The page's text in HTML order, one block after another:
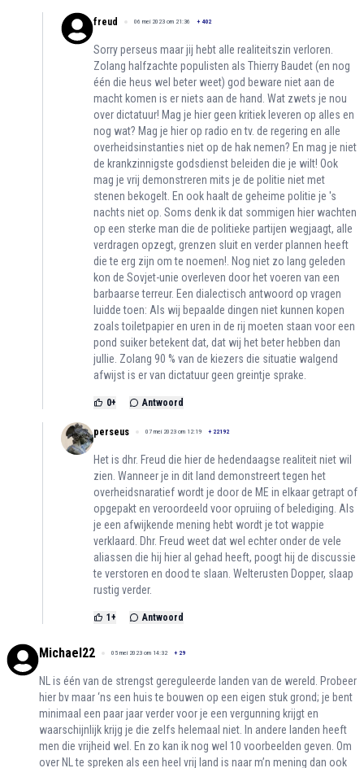
freud 06 mei 2023 om 21:36 + 402
Sorry perseus maar jij hebt alle realiteitszin verloren.
Zolang halfzachte populisten als Thierry Baudet (en nog
één die heus wel beter weet) god beware niet aan de
macht komen is er niets aan de hand. Wat zwets je nou
over dictatuur! Mag je hier geen kritiek leveren op alles en
nog wat? Mag je hier op radio en tv. de regering en alle
overheidsinstanties niet op de hak nemen? En mag je niet
de krankzinnigste godsdienst beleiden die je wilt! Ook
mag je vrij demonstreren mits je de politie niet met
stenen bekogelt. En ook haalt de geheime politie je 's
nachts niet op. Soms denk ik dat sommigen hier wachten
op een sterke man die de politieke partijen wegjaagt, alle
verdragen opzegt, grenzen sluit en verder plannen heeft
die te erg zijn om te noemen!. Nog niet zo lang geleden
kon de Sovjet-unie overleven door het voeren van een
barbaarse terreur. Een dialectisch antwoord op vragen
luidde toen: Als wij bepaalde dingen niet kunnen kopen
zoals toiletpapier en uren in de rij moeten staan voor een
pond suiker betekent dat, dat wij het beter hebben dan
jullie. Zolang 90 % van de kiezers die situatie walgend
afwijst is er van dictatuur geen greintje sprake.
0+ Antwoord
perseus 07 mei 2023 om 12:19 + 22192
Het is dhr. Freud die hier de hedendaagse realiteit niet wil
zien. Wanneer je in dit land demonstreert tegen het
overheidsnaratief wordt je door de ME in elkaar getrapt of
opgepakt en veroordeeld voor opruiing of belediging. Als
je een afwijkende mening hebt wordt je tot wappie
verklaard. Dhr. Freud weet dat wel echter onder de vele
aliassen die hij hier al gehad heeft, poogt hij de discussie
te verstoren en dood te slaan. Welterusten Dopper, slaap
rustig verder.
1 + Antwoord
Michael22 05 mei 2023 om 14:32 + 29
NL is één van de strengst gereguleerde landen van de wereld. Probeer
hier bv maar ‘ns een huis te bouwen op een eigen stuk grond; je bent
minimaal een paar jaar verder voor je een vergunning krijgt en
waarschijnlijk krijg je die zelfs helemaal niet. In andere landen heeft
men die vrijheid wel. En zo kan ik nog wel 10 voorbeelden geven. Om
over NL te spreken als een heel vrij land is naar m’n mening dan ook